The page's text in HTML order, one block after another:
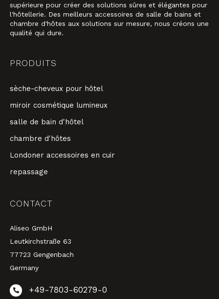
supérieure pour créer des solutions sûres et élégantes pour
l'hôtellerie. Des meilleurs accessoires de salle de bains et
chambre d'hôtes aux solutions sur mesure, nous créons une
qualité qui dure.
PRODUITS
sèche-cheveux pour hôtel
miroir cosmétique lumineux
salle de bain d'hôtel
chambre d'hôtes
Londoner accessoires en cuir
repassage
CONTACT
Aliseo GmbH
Leutkirchstraße 63
77723 Gengenbach
Germany
+49-7803-60279-0